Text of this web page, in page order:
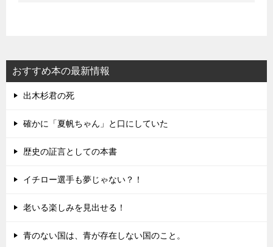
おすすめ本の最新情報
出木杉君の死
確かに「夏帆ちゃん」と口にしていた
歴史の証言としての本書
イチロー選手も夢じゃない？！
老いる楽しみを見出せる！
青のない国は、青が存在しない国のこと。